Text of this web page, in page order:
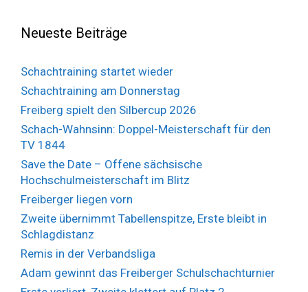
Neueste Beiträge
Schachtraining startet wieder
Schachtraining am Donnerstag
Freiberg spielt den Silbercup 2026
Schach-Wahnsinn: Doppel-Meisterschaft für den
TV 1844
Save the Date – Offene sächsische
Hochschulmeisterschaft im Blitz
Freiberger liegen vorn
Zweite übernimmt Tabellenspitze, Erste bleibt in
Schlagdistanz
Remis in der Verbandsliga
Adam gewinnt das Freiberger Schulschachturnier